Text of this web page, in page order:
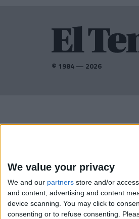
We value your privacy
We and our partners store and/or
and content, advertising and content
device scanning. You may click to
consenting or to refuse consenting.
© 1984 — 2026